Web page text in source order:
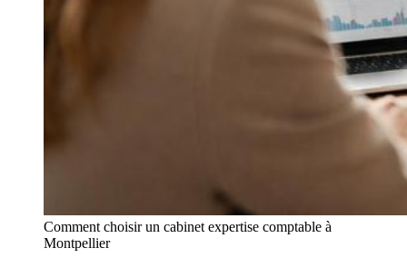
Comment choisir un cabinet expertise comptable à
Montpellier